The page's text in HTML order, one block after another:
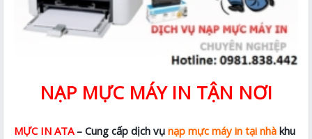
NẠP MỰC MÁY IN TẬN NƠI
MỰC IN ATA– Cung cấp dịch vụnạp mực máy in tại nhà khu